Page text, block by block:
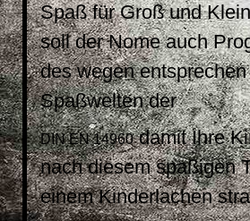
Spaß für Groß und
soll der Nome auch
des wegen
Spaßwelten der
DIN EN 14960damit Ihre
nach diesem spaßigen
einem Kinderlachen